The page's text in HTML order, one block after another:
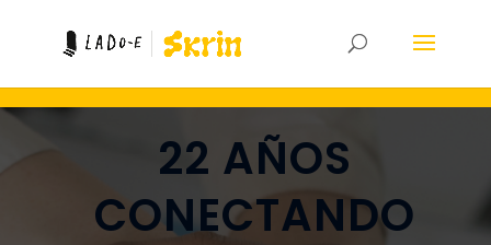
22 AÑOS
CONECTANDO